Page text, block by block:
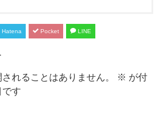
Hatena Pocket LINE
れることはありません。 ※ が付
です